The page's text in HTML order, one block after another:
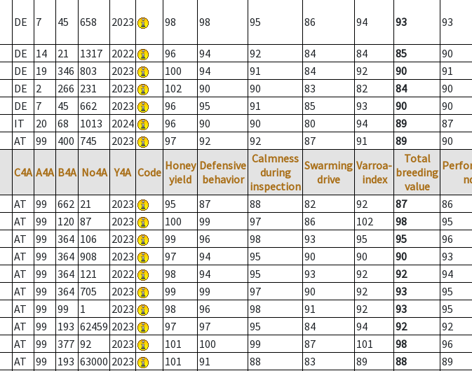
DE 7 45 658 2023 98 98 95 86 94 93 93
DE 14 21 1317 2022 96 94 92 84 84 85
90
DE 19 346 803 2023 100 94 91 84 92 90
91
DE 2 266 231 2023 102 90 90 83 82 84
90
DE 7 45 662 2023 96 95 91 85 93 90
90
IT 20 68 1013 2024 96 90 90 80 94 89
87
AT 99 400 745 2023 97 92 92 87 91 89 90
C4A A4A B4A No4A Y4A Code Honey
yield
Defensive
behavior
Calmness
during
inspection
Swarming
drive
Varroa-
index
Total
breeding
value
AT 99 662 21 2023 95 87 88 82 92 87
86
AT 99 120 87 2023 100 99 97 86 102 98
95
AT 99 364 106 2023 99 96 98 93 95 95
96
AT 99 364 908 2023 97 94 95 90 90 90
93
AT 99 364 121 2022 98 94 95 93 92 92
94
AT 99 364 705 2023 99 99 97 90 92 93
95
AT 99 99 1 2023 98 96 98 91 92 93
95
AT 99 193 62459 2023 97 97 95 84 94 92
92
AT 99 377 92 2023 101 100 99 87 101 98
96
AT 99 193 63000 2023 101 91 88 83 89 88
89